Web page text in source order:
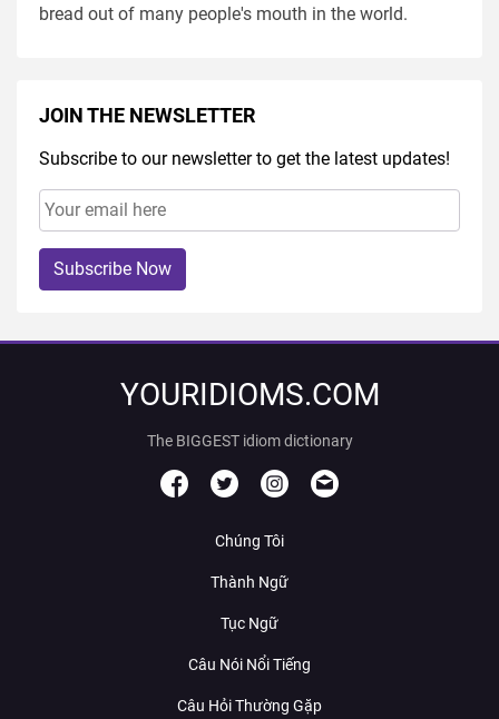
bread out of many people's mouth in the world.
JOIN THE NEWSLETTER
Subscribe to our newsletter to get the latest updates!
Subscribe Now
YOURIDIOMS.COM
The BIGGEST idiom dictionary
Chúng Tôi
Thành Ngữ
Tục Ngữ
Câu Nói Nổi Tiếng
Câu Hỏi Thường Gặp